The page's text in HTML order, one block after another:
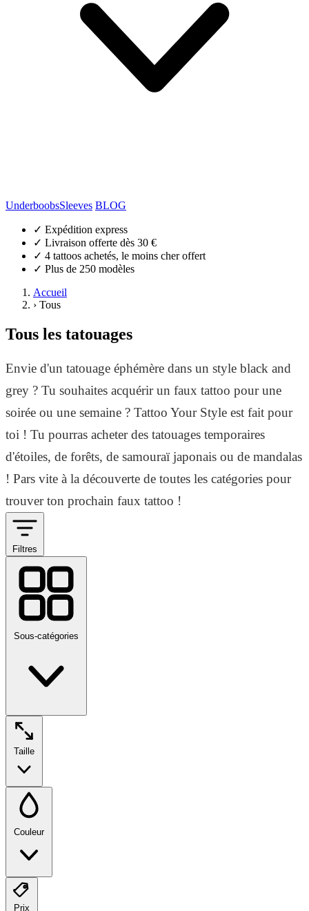
UnderboobsSleeves BLOG
✓ Expédition express
✓ Livraison offerte dès 30 €
✓ 4 tattoos achetés, le moins cher offert
✓ Plus de 250 modèles
Accueil
› Tous
Tous les tatouages
Envie d'un tatouage éphémère dans un style black and
grey ? Tu souhaites acquérir un faux tattoo pour une
soirée ou une semaine ? Tattoo Your Style est fait pour
toi ! Tu pourras acheter des tatouages temporaires
d'étoiles, de forêts, de samouraï japonais ou de mandalas
! Pars vite à la découverte de toutes les catégories pour
trouver ton prochain faux tattoo !
Filtres
Couleur